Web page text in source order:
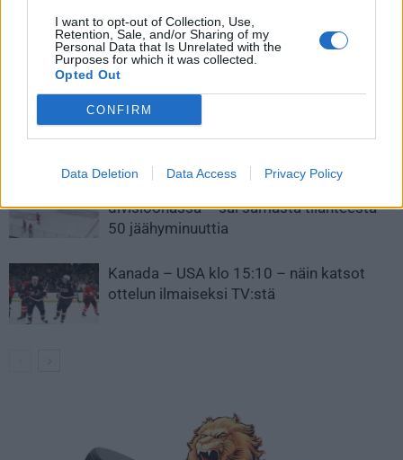
I want to opt-out of Collection, Use,
Retention, Sale, and/or Sharing of my
Personal Data that Is Unrelated with the
Purposes for which it was collected.
Opted Out
CONFIRM
Data Deletion Data Access Privacy Policy
LIITTYVÄT ARTIKKELIT LISÄÄ TEKIJÄLTÄ
Leijonat julkisti ketjut Sveitsi-peliin –
Aleksander Barkov tekee paluun
kaukaloon
Venäläisveskari sekosi Suomen 2.
divisioonassa – sai samasta tilanteesta
50 jäähyminuuttia
Kanada – USA klo 15:10 – näin katsot
ottelun ilmaiseksi TV:stä